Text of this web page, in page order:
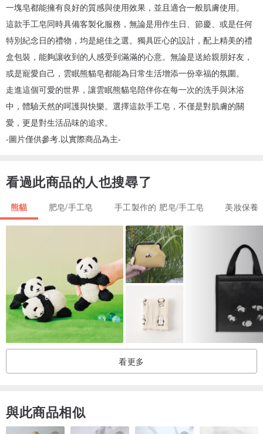
一塊皂都能擁有良好的質感與使用效果，並且適合一般肌膚使用。
這款手工皂同時具備客製化服務，無論是用作生日、節慶、或是任何
特別紀念日的禮物，均是絕佳之選。獨具匠心的設計，配上精美的禮
盒包裝，能夠讓收到的人感受到滿滿的心意。無論是送給親朋好友，
或是寵愛自己，雲眠熊貓皂都能為日常生活增添一份幸福的氛圍。
走進這個可愛的世界，讓雲眠熊貓皂陪伴你在每一次的洗手與沐浴
中，體驗天然的呵護與快樂。選擇這款手工皂，不僅是對肌膚的關
愛，更是對生活品味的追求。
-圖片僅供參考.以實際商品為主-
看過此商品的人也搜尋了
熊貓 肥皂/手工皂 手工製作的 肥皂/手工皂 美妝保養
看更多
與此商品相似